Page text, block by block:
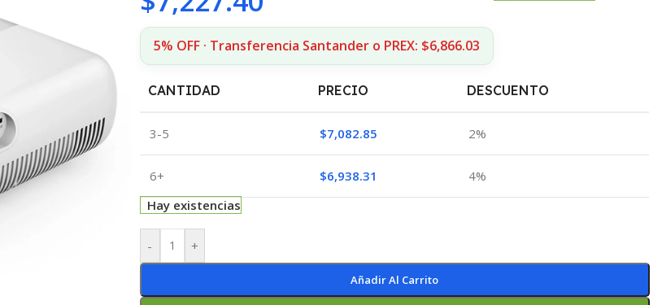
5% OFF · Transferencia Santander o PREX: $6,866.03
CANTIDAD PRECIO DESCUENTO
3-5 $7,082.85 2%
6+ $6,938.31
4%
Hay existencias
- +
Añadir Al Carrito